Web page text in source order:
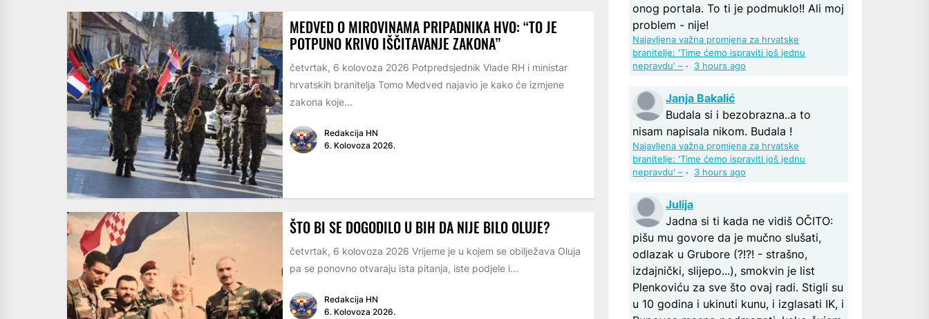
MEDVED O MIROVINAMA PRIPADNIKA HVO: “TO JE
POTPUNO KRIVO IŠČITAVANJE ZAKONA”
četvrtak, 6 kolovoza 2026 Potpredsjednik Vlade RH i ministar
hrvatskih branitelja Tomo Medved najavio je kako će izmjene
zakona koje...
Redakcija HN
6. Kolovoza 2026.
ŠTO BI SE DOGODILO U BIH DA NIJE BILO OLUJE?
četvrtak, 6 kolovoza 2026 Vrijeme je u kojem se obilježava Oluja
pa se ponovno otvaraju ista pitanja, iste podjele i...
Redakcija HN
6. Kolovoza 2026.
onog portala. To ti je podmuklo!! Ali moj
problem - nije!
Najavljena važna promjena za hrvatske
branitelje: 'Time ćemo ispraviti još jednu
nepravdu' – · 3 hours ago
Janja Bakalić
Budala si i bezobrazna..a to
nisam napisala nikom. Budala !
Najavljena važna promjena za hrvatske
branitelje: 'Time ćemo ispraviti još jednu
nepravdu' – · 3 hours ago
Julija
Jadna si ti kada ne vidiš OČITO:
pišu mu govore da je mučno slušati,
odlazak u Grubore (?!?! - strašno,
izdajnički, slijepo...), smokvin je list
Plenkoviću za sve što ovaj radi. Stigli su
u 10 godina i ukinuti kunu, i izglasati IK, i